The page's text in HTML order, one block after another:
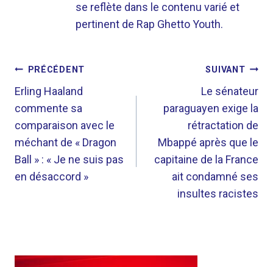
se reflète dans le contenu varié et
pertinent de Rap Ghetto Youth.
NAVIGATION
DE
L’ARTICLE
PRÉCÉDENT
Erling Haaland
commente sa
comparaison avec le
méchant de « Dragon
Ball » : « Je ne suis pas
en désaccord »
SUIVANT
Le sénateur
paraguayen exige la
rétractation de
Mbappé après que le
capitaine de la France
ait condamné ses
insultes racistes